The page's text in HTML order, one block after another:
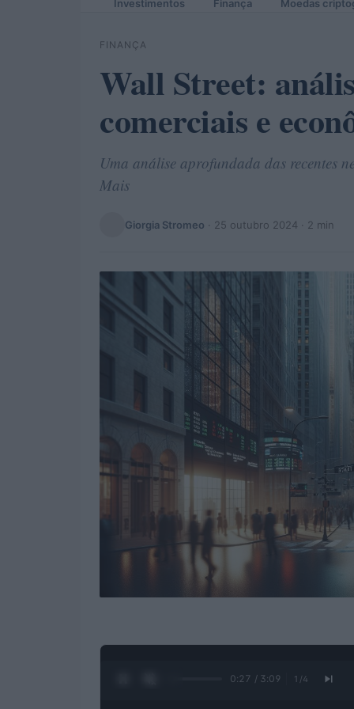
Investimentos Finança Moedas
FINANÇA
Wall Street:
comerciais e
Uma análise aprofundada das recentes
Mais
Giorgia Stromeo · 25 outubro 2024 · 2 min
0:28 / 3:09 1 /4